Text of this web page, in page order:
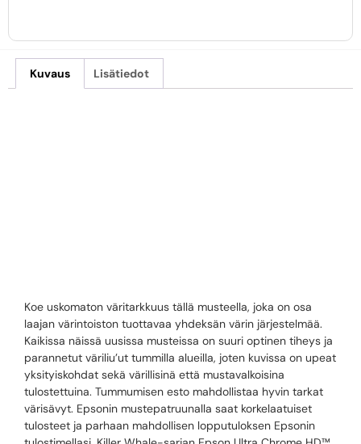
Kuvaus Lisätiedot
Koe uskomaton väritarkkuus tällä musteella, joka on osa
laajan värintoiston tuottavaa yhdeksän värin järjestelmää.
Kaikissa näissä uusissa musteissa on suuri optinen tiheys ja
parannetut väriliu’ut tummilla alueilla, joten kuvissa on upeat
yksityiskohdat sekä värillisinä että mustavalkoisina
tulostettuina. Tummumisen esto mahdollistaa hyvin tarkat
värisävyt. Epsonin mustepatruunalla saat korkelaatuiset
tulosteet ja parhaan mahdollisen lopputuloksen Epsonin